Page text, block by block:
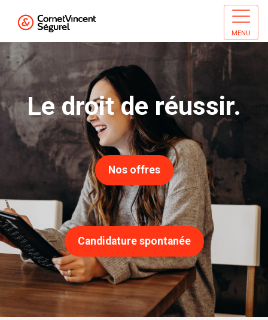
MENU
Le droit de réussir.
Nos offres
Candidature spontanée